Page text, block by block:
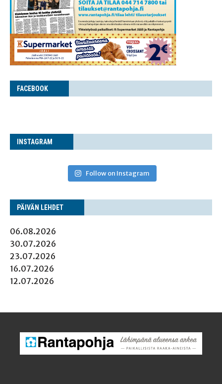
FACE­BOOK
INS­TA­GRAM
Follow on Instagram
PÄI­VÄN LEHDET
06.08.2026
30.07.2026
23.07.2026
16.07.2026
12.07.2026